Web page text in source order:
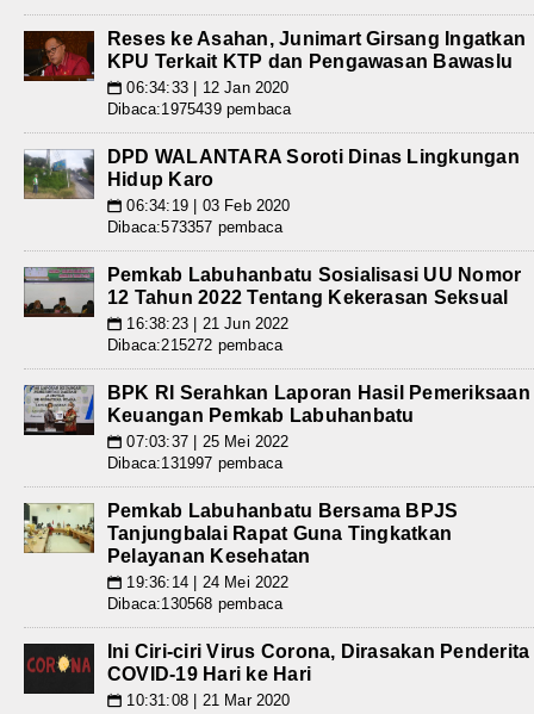
Reses ke Asahan, Junimart Girsang Ingatkan
KPU Terkait KTP dan Pengawasan Bawaslu
📅 06:34:33 | 12 Jan 2020
Dibaca:1975439 pembaca
DPD WALANTARA Soroti Dinas Lingkungan
Hidup Karo
📅 06:34:19 | 03 Feb 2020
Dibaca:573357 pembaca
Pemkab Labuhanbatu Sosialisasi UU Nomor
12 Tahun 2022 Tentang Kekerasan Seksual
📅 16:38:23 | 21 Jun 2022
Dibaca:215272 pembaca
BPK RI Serahkan Laporan Hasil Pemeriksaan
Keuangan Pemkab Labuhanbatu
📅 07:03:37 | 25 Mei 2022
Dibaca:131997 pembaca
Pemkab Labuhanbatu Bersama BPJS
Tanjungbalai Rapat Guna Tingkatkan
Pelayanan Kesehatan
📅 19:36:14 | 24 Mei 2022
Dibaca:130568 pembaca
Ini Ciri-ciri Virus Corona, Dirasakan Penderita
COVID-19 Hari ke Hari
📅 10:31:08 | 21 Mar 2020